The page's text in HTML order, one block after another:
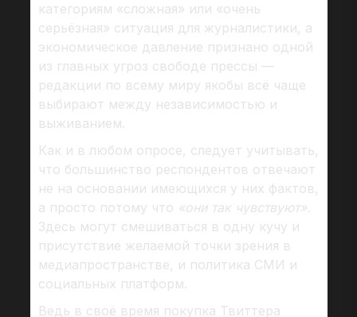
категориям «сложная» или «очень
серьёзная» ситуация для журналистики, а
экономическое давление признано одной
из главных угроз свободе прессы —
редакции по всему миру якобы всё чаще
выбирают между независимостью и
выживанием.
Как и в любом опросе, следует учитывать,
что большинство респондентов отвечают
не на основании имеющихся у них фактов,
а просто потому что «они так чувствуют».
Здесь могут смешиваться в одну кучу и
присутствие желаемой точки зрения в
медиапространстве, и политика СМИ и
социальных платформ.
Ведь в своё время покупка Твиттера